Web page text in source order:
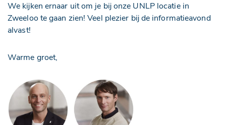
We kijken ernaar uit om je bij onze UNLP locatie in
Zweeloo te gaan zien! Veel plezier bij de informatieavond
alvast!
Warme groet,